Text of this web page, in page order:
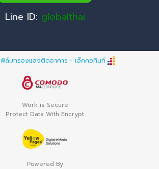
Line ID: globalthai
ฟิล์มกรองแสงติดอาคาร - เอ็คคอทินท์
Work is Secure
Protect Data With Encrypt
Powered By